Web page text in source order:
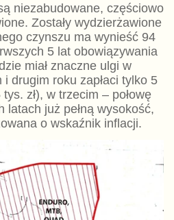
niezabudowane, częściowo
Zostały wydzierżawione
czynszu ma wynieść 94
5 lat obowiązywania
miał znaczne ulgi w
drugim roku zapłaci tylko 5
zł), w trzecim – połowę
latach już pełną wysokość,
o wskaźnik inflacji.